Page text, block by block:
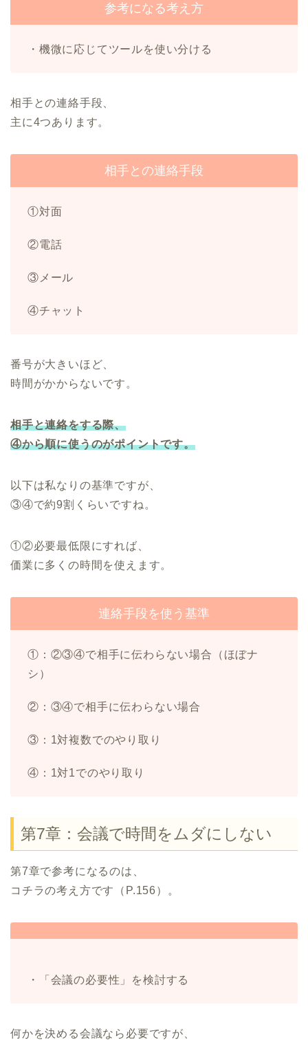
参考になる考え方
・機微に応じてツールを使い分ける
相手との連絡手段、
主に4つあります。
相手との連絡手段
①対面
②電話
③メール
④チャット
番号が大きいほど、
時間がかからないです。
相手と連絡をする際、
④から順に使うのがポイントです。
以下は私なりの基準ですが、
③④で約9割くらいですね。
①②必要最低限にすれば、
価業に多くの時間を使えます。
連絡手段を使う基準
①：②③④で相手に伝わらない場合（ほぼナ
シ）
②：③④で相手に伝わらない場合
③：1対複数でのやり取り
④：1対1でのやり取り
第7章：会議で時間をムダにしない
第7章で参考になるのは、
コチラの考え方です（P.156）。
・「会議の必要性」を検討する
何かを決める会議なら必要ですが、